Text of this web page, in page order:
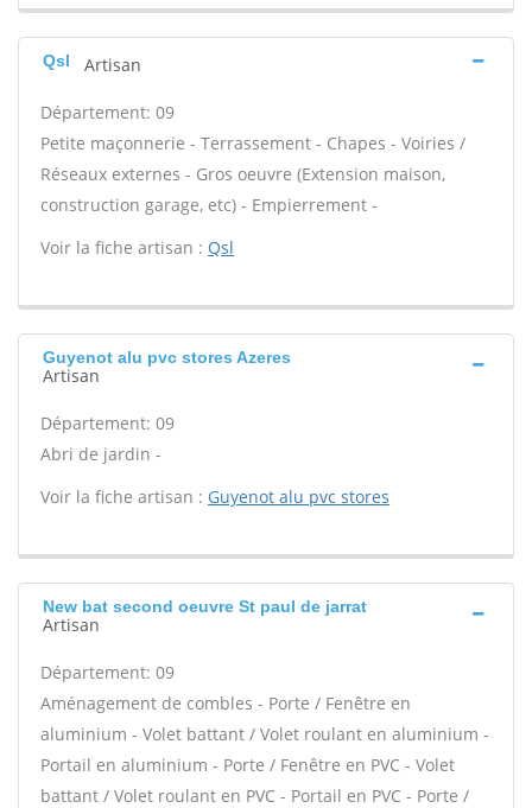
Qsl Artisan
Département: 09
Petite maçonnerie - Terrassement - Chapes - Voiries /
Réseaux externes - Gros oeuvre (Extension maison,
construction garage, etc) - Empierrement -
Voir la fiche artisan : Qsl
Guyenot alu pvc stores Azeres
Artisan
Département: 09
Abri de jardin -
Voir la fiche artisan : Guyenot alu pvc stores
New bat second oeuvre St paul de jarrat
Artisan
Département: 09
Aménagement de combles - Porte / Fenêtre en
aluminium - Volet battant / Volet roulant en aluminium -
Portail en aluminium - Porte / Fenêtre en PVC - Volet
battant / Volet roulant en PVC - Portail en PVC - Porte /